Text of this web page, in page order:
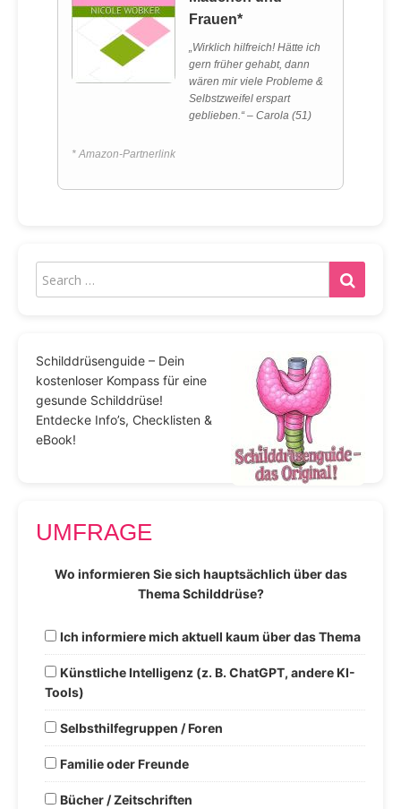
Frauen*
„Wirklich hilfreich! Hätte ich
gern früher gehabt, dann
wären mir viele Probleme &
Selbstzweifel erspart
geblieben.“ – Carola (51)
* Amazon-Partnerlink
Schilddrüsenguide – Dein
kostenloser Kompass für eine
gesunde Schilddrüse!
Entdecke Info’s, Checklisten &
eBook!
UMFRAGE
Wo informieren Sie sich hauptsächlich über das
Thema Schilddrüse?
Ich informiere mich aktuell kaum über das Thema
Künstliche Intelligenz (z. B. ChatGPT, andere KI-
Tools)
Selbsthilfegruppen / Foren
Familie oder Freunde
Bücher / Zeitschriften